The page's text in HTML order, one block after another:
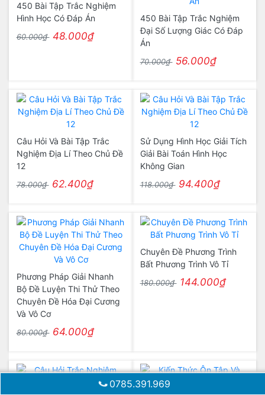
450 Bài Tập Trắc Nghiệm
Hình Học Có Đáp Án
60.000₫ 48.000₫
450 Bài Tập Trắc Nghiệm
Đại Số Lượng Giác Có Đáp
Án
70.000₫ 56.000₫
Câu Hỏi Và Bài Tập Trắc
Nghiệm Địa Lí Theo Chủ Đề
12
78.000₫ 62.400₫
Sử Dụng Hình Học Giải Tích
Giải Bài Toán Hình Học
Không Gian
118.000₫ 94.400₫
Phương Pháp Giải Nhanh
Bộ Đề Luyện Thi Thử Theo
Chuyên Đề Hóa Đại Cương
Và Vô Cơ
80.000₫ 64.000₫
Chuyên Đề Phương Trình
Bất Phương Trình Vô Tỉ
180.000₫ 144.000₫
0785.391.969